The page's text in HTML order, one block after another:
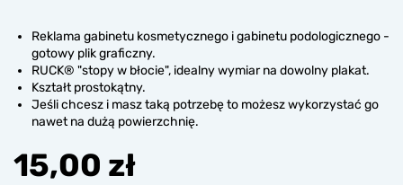
Reklama gabinetu kosmetycznego i gabinetu podologicznego -
gotowy plik graficzny.
RUCK® "stopy w błocie", idealny wymiar na dowolny plakat.
Kształt prostokątny.
Jeśli chcesz i masz taką potrzebę to możesz wykorzystać go
nawet na dużą powierzchnię.
15,00 zł